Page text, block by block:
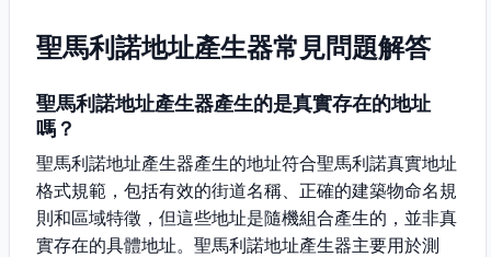
聖馬利諾地址產生器常見問題解答
聖馬利諾地址產生器產生的是真實存在的地址
嗎？
聖馬利諾地址產生器產生的地址符合聖馬利諾真實地址
格式規範，包括有效的街道名稱、正確的建築物命名規
則和區域特徵，但這些地址是隨機組合產生的，並非真
實存在的具體地址。聖馬利諾地址產生器主要用於測